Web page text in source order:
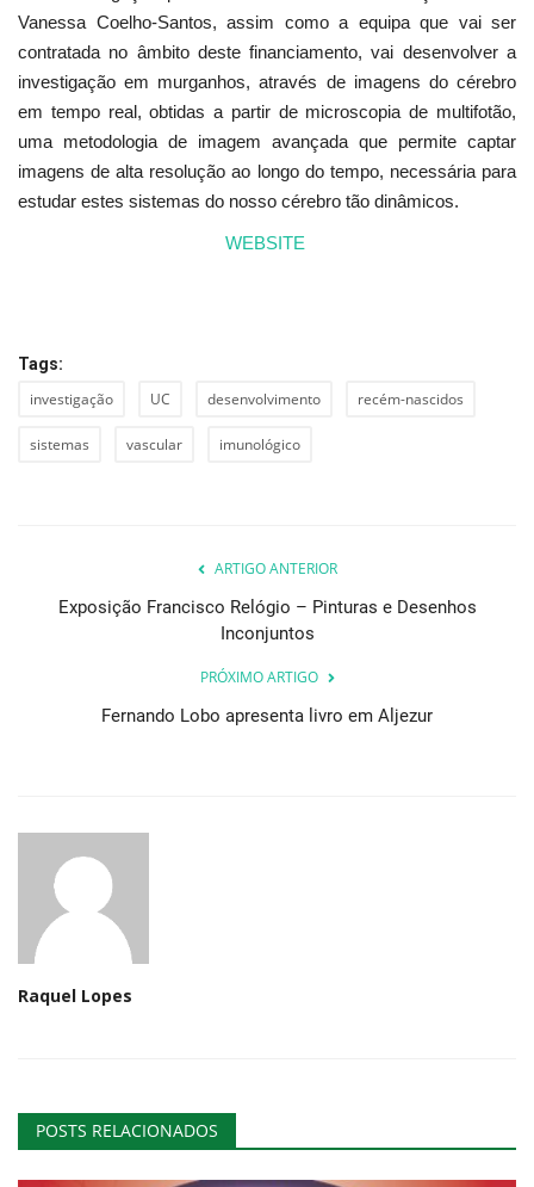
Vanessa Coelho-Santos, assim como a equipa que vai ser
contratada no âmbito deste financiamento, vai desenvolver a
investigação em murganhos, através de imagens do cérebro
em tempo real, obtidas a partir de microscopia de multifotão,
uma metodologia de imagem avançada que permite captar
imagens de alta resolução ao longo do tempo, necessária para
estudar estes sistemas do nosso cérebro tão dinâmicos.
WEBSITE
Tags:
investigação UC desenvolvimento recém-nascidos
sistemas vascular imunológico
ARTIGO ANTERIOR
Exposição Francisco Relógio – Pinturas e Desenhos
Inconjuntos
PRÓXIMO ARTIGO
Fernando Lobo apresenta livro em Aljezur
Raquel Lopes
POSTS RELACIONADOS